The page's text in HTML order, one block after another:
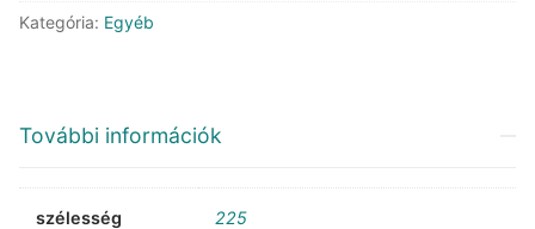
XL
Kategória: Egyéb
További információk
szélesség 225